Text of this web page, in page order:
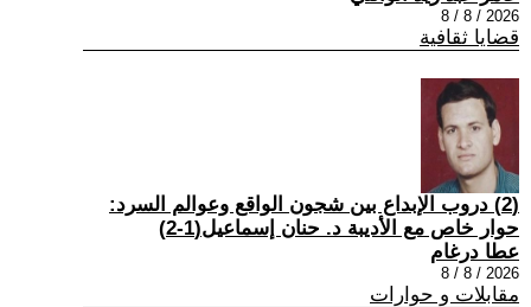
2026 / 8 / 8
قضايا ثقافية
(2) دروب الإبداع بين شجون الواقع وعوالم السرد:
حوار خاص مع الأديبة د. حنان إسماعيل(1-2)
عطا درغام
2026 / 8 / 8
مقابلات و حوارات